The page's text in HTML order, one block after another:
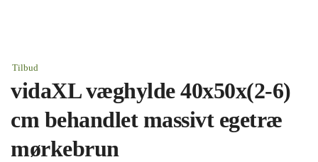
Tilbud
vidaXL væghylde 40x50x(2-6)
cm behandlet massivt egetræ
mørkebrun